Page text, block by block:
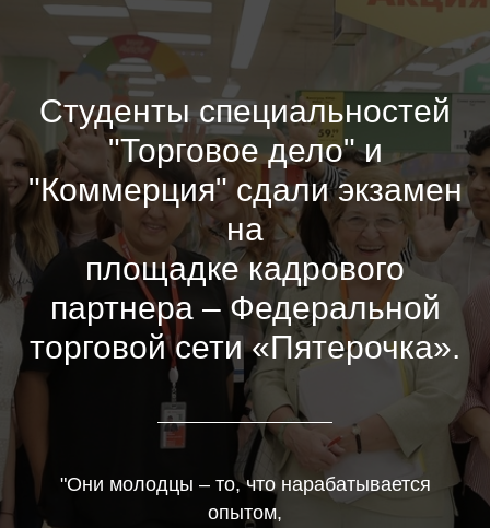
Студенты специальностей
"Торговое дело" и
"Коммерция" сдали экзамен
на
площадке кадрового
партнера – Федеральной
торговой сети «Пятерочка».
"Они молодцы – то, что нарабатывается
опытом,